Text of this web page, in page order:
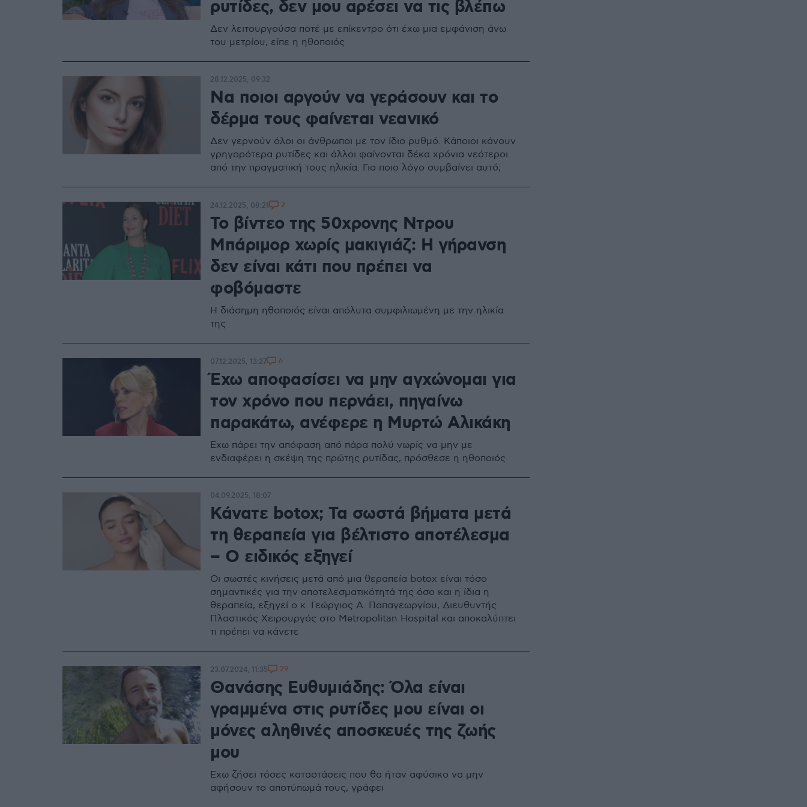
ρυτίδες, δεν μου αρέσει να τις βλέπω
Δεν λειτουργούσα ποτέ με επίκεντρο ότι έχω μια εμφάνιση άνω
του μετρίου, είπε η ηθοποιός
Να ποιοι αργούν να γεράσουν και το
δέρμα τους φαίνεται νεανικό
Δεν γερνούν όλοι οι άνθρωποι με τον ίδιο ρυθμό. Κάποιοι κάνουν
γρηγορότερα ρυτίδες και άλλοι φαίνονται δέκα χρόνια νεότεροι
από την πραγματική τους ηλικία. Για ποιο λόγο συμβαίνει αυτό;
28.12.2025, 09:32
Το βίντεο της 50χρονης Ντρου
Μπάριμορ χωρίς μακιγιάζ: Η γήρανση
δεν είναι κάτι που πρέπει να
φοβόμαστε
Η διάσημη ηθοποιός είναι απόλυτα συμφιλιωμένη με την ηλικία
της
24.12.2025, 08:21 2
Έχω αποφασίσει να μην αγχώνομαι για
τον χρόνο που περνάει, πηγαίνω
παρακάτω, ανέφερε η Μυρτώ Αλικάκη
Έχω πάρει την απόφαση από πάρα πολύ νωρίς να μην με
ενδιαφέρει η σκέψη της πρώτης ρυτίδας, πρόσθεσε η ηθοποιός
07.12.2025, 13:27 6
Κάνατε botox; Τα σωστά βήματα μετά
τη θεραπεία για βέλτιστο αποτέλεσμα
– Ο ειδικός εξηγεί
Οι σωστές κινήσεις μετά από μια θεραπεία botox είναι τόσο
σημαντικές για την αποτελεσματικότητά της όσο και η ίδια η
θεραπεία, εξηγεί ο κ. Γεώργιος Α. Παπαγεωργίου, Διευθυντής
Πλαστικός Χειρουργός στο Metropolitan Hospital και αποκαλύπτει
τι πρέπει να κάνετε
04.09.2025, 18:07
Θανάσης Ευθυμιάδης: Όλα είναι
γραμμένα στις ρυτίδες μου είναι οι
μόνες αληθινές αποσκευές της ζωής
μου
Έχω ζήσει τόσες καταστάσεις που θα ήταν αφύσικο να μην
αφήσουν το αποτύπωμά τους, γράφει
23.07.2024, 11:35 29